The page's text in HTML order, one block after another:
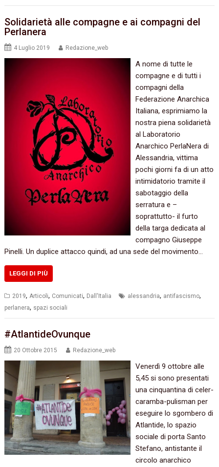
Solidarietà alle compagne e ai compagni del
Perlanera
4 Luglio 2019 Redazione_web
A nome di tutte le
compagne e di tutti i
compagni della
Federazione Anarchica
Italiana, esprimiamo la
nostra piena solidarietà
al Laboratorio
Anarchico PerlaNera di
Alessandria, vittima
pochi giorni fa di un atto
intimidatorio tramite il
sabotaggio della
serratura e –
soprattutto- il furto
della targa dedicata al
compagno Giuseppe
Pinelli. Un duplice attacco quindi, ad una sede del movimento…
LEGGI DI PIÙ
2019, Articoli, Comunicati, Dall'Italia alessandria, antifascismo,
perlanera, spazi sociali
#AtlantideOvunque
20 Ottobre 2015 Redazione_web
Venerdì‭ ‬9‭ ‬ottobre alle‭
‬5,45‭ ‬si sono presentati
una cinquantina di celer-
caramba-pulisman per
eseguire lo sgombero di
Atlantide,‭ ‬lo spazio
sociale di porta Santo
Stefano,‭ ‬antistante il
circolo anarchico